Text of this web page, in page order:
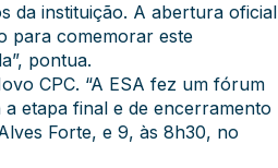
da instituição. A abertura oficial
para comemorar este
pontua.
CPC. “A ESA fez um fórum
a etapa final e de encerramento
Forte, e 9, às 8h30 , no